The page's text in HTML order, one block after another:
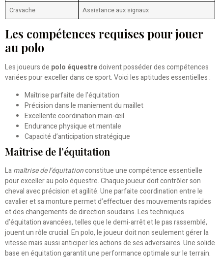
Cravache Assistance aux signaux
Les compétences requises pour jouer
au polo
Les joueurs de polo équestredoivent posséder des compétences
variées pour exceller dans ce sport. Voici les aptitudes essentielles :
Maîtrise parfaite de l’équitation
Précision dans le maniement du maillet
Excellente coordination main-œil
Endurance physique et mentale
Capacité d’anticipation stratégique
Maîtrise de l’équitation
Lamaîtrise de l’équitationconstitue une compétence essentielle
pour exceller au polo équestre. Chaque joueur doit contrôler son
cheval avec précision et agilité. Une parfaite coordination entre le
cavalier et sa monture permet d’effectuer des mouvements rapides
et des changements de direction soudains. Les techniques
d’équitation avancées, telles que le demi-arrêt et le pas rassemblé,
jouent un rôle crucial. En polo, le joueur doit non seulement gérer la
vitesse mais aussi anticiper les actions de ses adversaires. Une solide
base en équitation garantit une performance optimale sur le terrain.